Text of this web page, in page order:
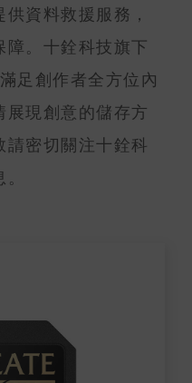
資料救援服務，
障。十銓科技旗下
足創作者全方位內
展現創意的儲存方
請密切關注十銓科